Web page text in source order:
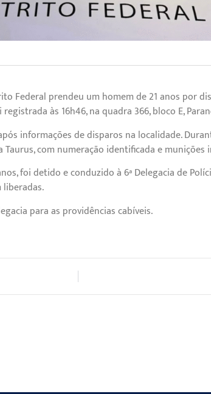
Federal prendeu um homem de 21 anos por
às 16h46, na quadra 366, bloco E,
informações de disparos na localidade.
com numeração identificada e munições
foi detido e conduzido à 6ª Delegacia de
para as providências cabíveis.